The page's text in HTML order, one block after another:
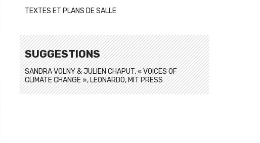
TEXTES ET PLANS DE SALLE
SUGGESTIONS
SANDRA VOLNY & JULIEN CHAPUT, « VOICES OF
CLIMATE CHANGE », LEONARDO, MIT PRESS